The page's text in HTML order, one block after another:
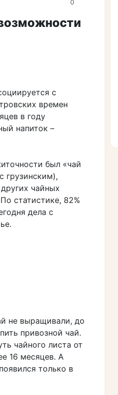
0
с
времен
в году
напиток –
был «чай
грузинским),
чайных
статистике, 82%
дела с
не выращивали, до
привозной чай.
чайного листа от
16 месяцев. А
только в